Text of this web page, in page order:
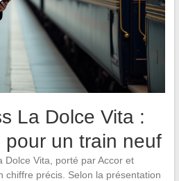
La Dolce Vita :
pour un train neuf
Dolce Vita, porté par Accor et
chiffre précis. Selon la présentation